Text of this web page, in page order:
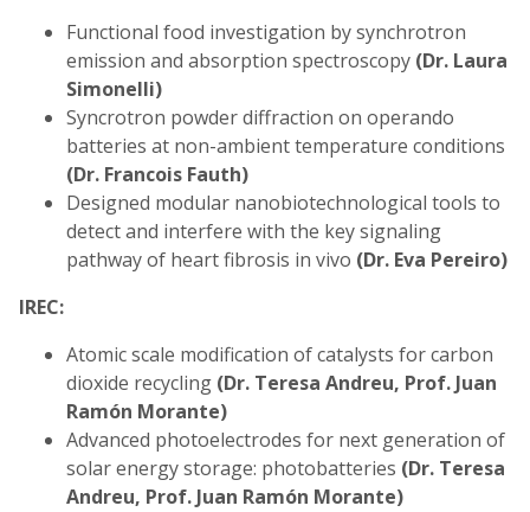
Functional food investigation by synchrotron
emission and absorption spectroscopy (Dr. Laura
Simonelli)
Syncrotron powder diffraction on operando
batteries at non-ambient temperature conditions
(Dr. Francois Fauth)
Designed modular nanobiotechnological tools to
detect and interfere with the key signaling
pathway of heart fibrosis in vivo (Dr. Eva Pereiro)
IREC:
Atomic scale modification of catalysts for carbon
dioxide recycling (Dr. Teresa Andreu, Prof. Juan
Ramón Morante)
Advanced photoelectrodes for next generation of
solar energy storage: photobatteries (Dr. Teresa
Andreu, Prof. Juan Ramón Morante)